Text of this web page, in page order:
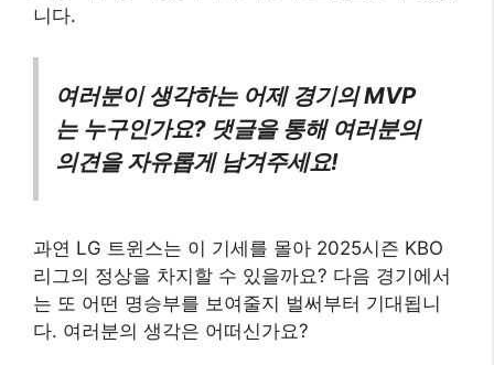
니다.
여러분이 생각하는 어제 경기의 MVP
는 누구인가요? 댓글을 통해 여러분의
의견을 자유롭게 남겨주세요!
과연 LG 트윈스는 이 기세를 몰아 2025시즌 KBO
리그의 정상을 차지할 수 있을까요? 다음 경기에서
는 또 어떤 명승부를 보여줄지 벌써부터 기대됩니
다. 여러분의 생각은 어떠신가요?